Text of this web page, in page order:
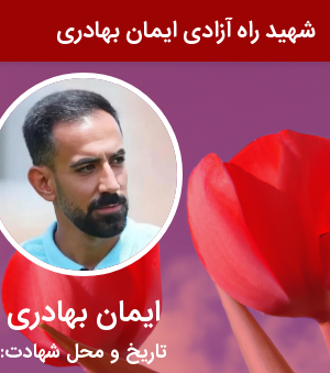
شهید راه آزادی ایمان بهادری
ایمان بهادری
تاریخ و محل شهادت: